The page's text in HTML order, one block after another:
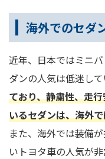
海外でのセダ
近年、日本ではミニ
ダンの人気は低迷して
ており、静粛性、走
いるセダンは、海外
また、海外では装備
いトヨタ車の人気が